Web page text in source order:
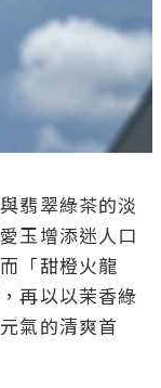
翡翠綠茶的淡
玉增添迷人口
「甜橙火龍
再以以茉香綠
氣的清爽首